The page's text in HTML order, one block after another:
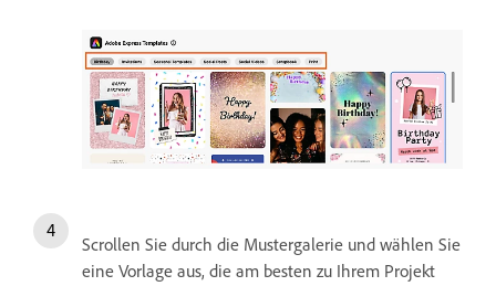
Scrollen Sie durch die Mustergalerie und wählen Sie
eine Vorlage aus, die am besten zu Ihrem Projekt